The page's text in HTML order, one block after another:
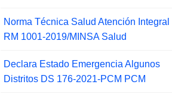
Norma Técnica Salud Atención Integral
RM 1001-2019/MINSA Salud
Declara Estado Emergencia Algunos
Distritos DS 176-2021-PCM PCM